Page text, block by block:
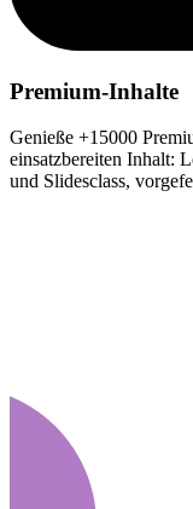
Premium-Inhalte
Genieße +15000
einsatzbereiten Inhalt:
und Slidesclass,